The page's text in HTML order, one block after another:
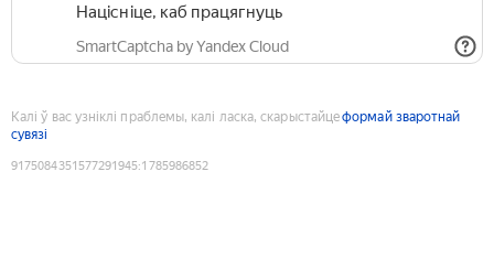
Націсніце, каб працягнуць
SmartCaptcha by Yandex Cloud
Калі ў вас узніклі праблемы, калі ласка, скарыстайцеформай зваротнай
сувязі
9175084351577291945:1785986852